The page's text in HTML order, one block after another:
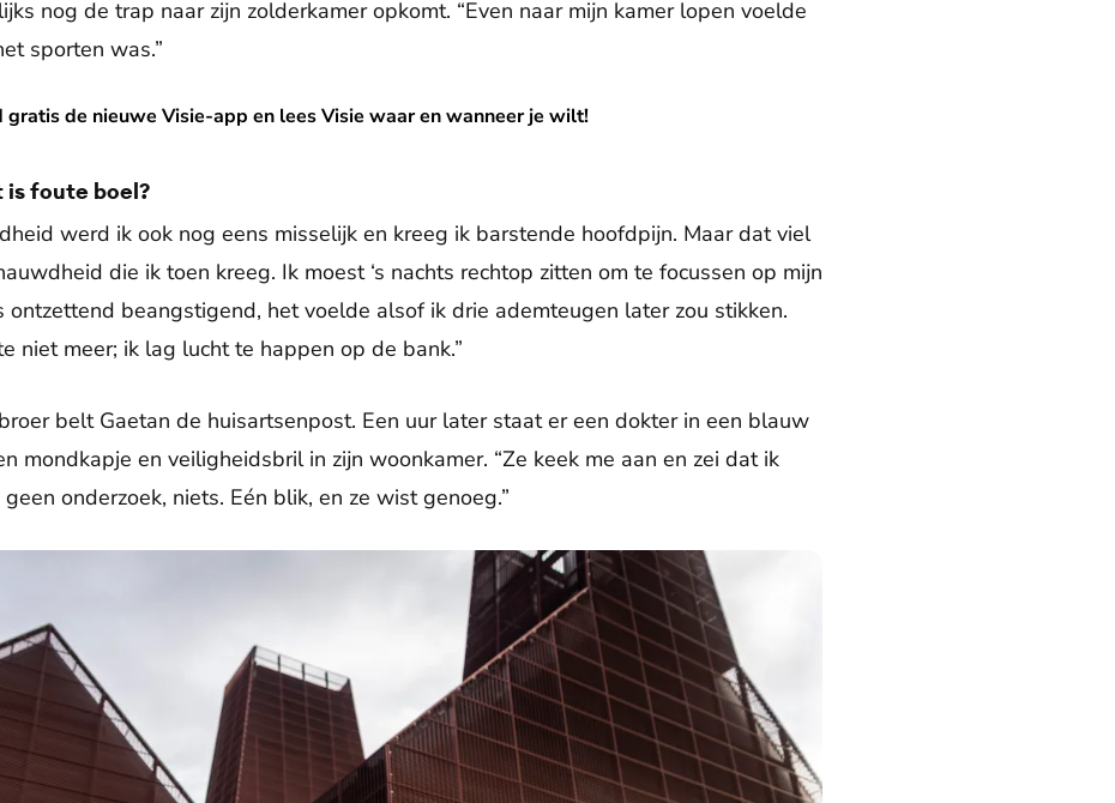
nog de trap naar zijn zolderkamer opkomt. “Even naar mijn kamer lopen voelde
sporten was.”
gratis de nieuwe Visie-app en lees Visie waar en wanneer je wilt!
Visie-app en lees Visie waar en wanneer je wilt!
is foute boel?
werd ik ook nog eens misselijk en kreeg ik barstende hoofdpijn. Maar dat viel
die ik toen kreeg. Ik moest ‘s nachts rechtop zitten om te focussen op mijn
ontzettend beangstigend, het voelde alsof ik drie ademteugen later zou stikken.
niet meer; ik lag lucht te happen op de bank.”
belt Gaetan de huisartsenpost. Een uur later staat er een dokter in een blauw
mondkapje en veiligheidsbril in zijn woonkamer. “Ze keek me aan en zei dat ik
onderzoek, niets. Eén blik, en ze wist genoeg.”